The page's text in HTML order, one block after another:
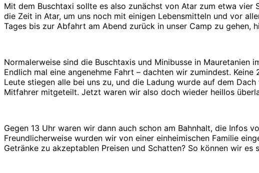
Mit dem Buschtaxi sollte es also zunächst von Atar zum etwa
die Zeit in Atar, um uns noch mit einigen Lebensmitteln und vor
Tages bis zur Abfahrt am Abend zurück in unser Camp zu gehen,
Normalerweise sind die Buschtaxis und Minibusse in
Endlich mal eine angenehme Fahrt – dachten wir zumindest.
Leute stiegen alle bei uns zu, und die Ladung wurde auf dem
Mitfahrer mitgeteilt. Jetzt waren wir also doch wieder heillos
Gegen 13 Uhr waren wir dann auch schon am Bahnhalt, die Infos
Freundlicherweise wurden wir von einer einheimischen Familie
Getränke zu akzeptablen Preisen und Schatten? So können wir es